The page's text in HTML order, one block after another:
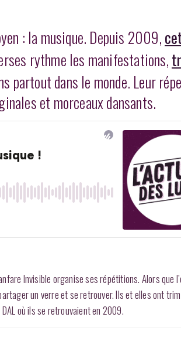
: la musique. Depuis 2009,
rythme les manifestations,
partout dans le monde. Leur
et morceaux dansants.
Invisible organise ses répétitions. Alors que
un verre et se retrouver. Ils et elles ont
où ils se retrouvaient en 2009.